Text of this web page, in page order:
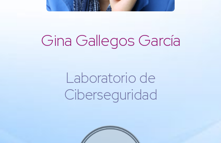
Gina Gallegos García
Laboratorio de
Ciberseguridad